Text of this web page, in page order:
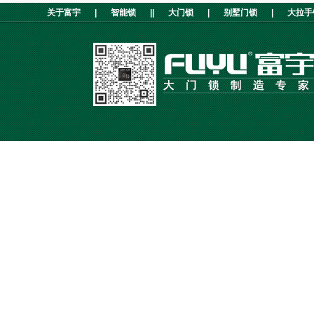
关于富宇 | 智能锁 || 大门锁 | 别墅门锁 | 大拉